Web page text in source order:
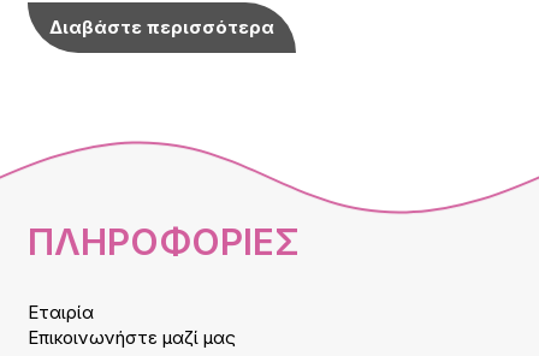
Διαβάστε περισσότερα
ΠΛΗΡΟΦΟΡΙΕΣ
Εταιρία
Επικοινωνήστε μαζί μας